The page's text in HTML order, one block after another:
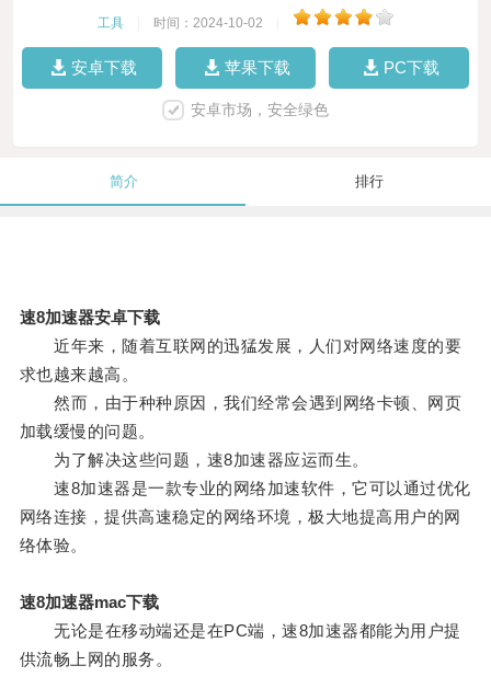
工具 时间：2024-10-02
安卓下载 苹果下载 PC下载
安卓市场，安全绿色
简介 排行
速8加速器安卓下载
近年来，随着互联网的迅猛发展，人们对网络速度的要
求也越来越高。
然而，由于种种原因，我们经常会遇到网络卡顿、网页
加载缓慢的问题。
为了解决这些问题，速8加速器应运而生。
速8加速器是一款专业的网络加速软件，它可以通过优化
网络连接，提供高速稳定的网络环境，极大地提高用户的网
络体验。
速8加速器mac下载
无论是在移动端还是在PC端，速8加速器都能为用户提
供流畅上网的服务。